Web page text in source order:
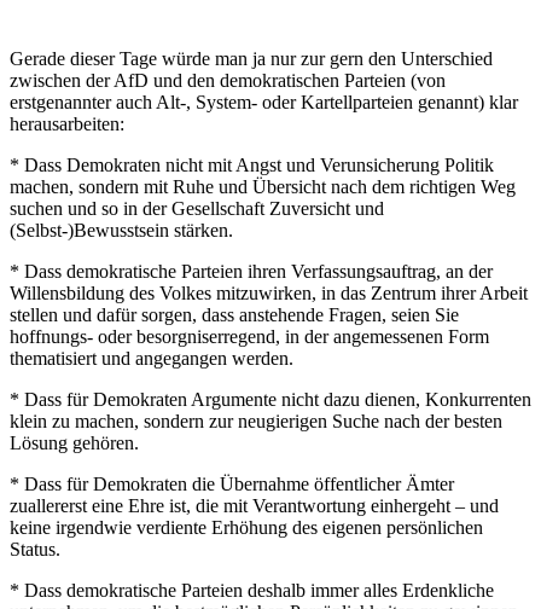
Gerade dieser Tage würde man ja nur zur gern den Unterschied
zwischen der AfD und den demokratischen Parteien (von
erstgenannter auch Alt-, System- oder Kartellparteien genannt) klar
herausarbeiten:
* Dass Demokraten nicht mit Angst und Verunsicherung Politik
machen, sondern mit Ruhe und Übersicht nach dem richtigen Weg
suchen und so in der Gesellschaft Zuversicht und
(Selbst-)Bewusstsein stärken.
* Dass demokratische Parteien ihren Verfassungsauftrag, an der
Willensbildung des Volkes mitzuwirken, in das Zentrum ihrer Arbeit
stellen und dafür sorgen, dass anstehende Fragen, seien Sie
hoffnungs- oder besorgniserregend, in der angemessenen Form
thematisiert und angegangen werden.
* Dass für Demokraten Argumente nicht dazu dienen, Konkurrenten
klein zu machen, sondern zur neugierigen Suche nach der besten
Lösung gehören.
* Dass für Demokraten die Übernahme öffentlicher Ämter
zuallererst eine Ehre ist, die mit Verantwortung einhergeht – und
keine irgendwie verdiente Erhöhung des eigenen persönlichen
Status.
* Dass demokratische Parteien deshalb immer alles Erdenkliche